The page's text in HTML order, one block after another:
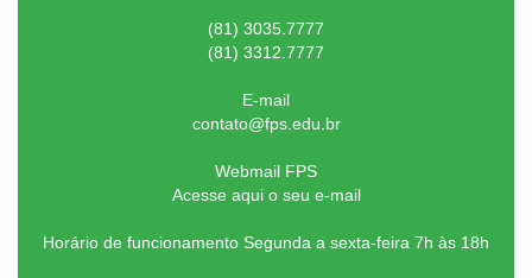
(81) 3035.7777
(81) 3312.7777
E-mail
contato@fps.edu.br
Webmail FPS
Acesse aqui o seu e-mail
Horário de funcionamento Segunda a sexta-feira 7h às 18h